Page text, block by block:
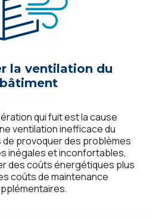
la ventilation du
bâtiment
qui fuit est la cause
ventilation inefficace du
de provoquer des problèmes
inégales et inconfortables,
des coûts énergétiques plus
coûts de maintenance